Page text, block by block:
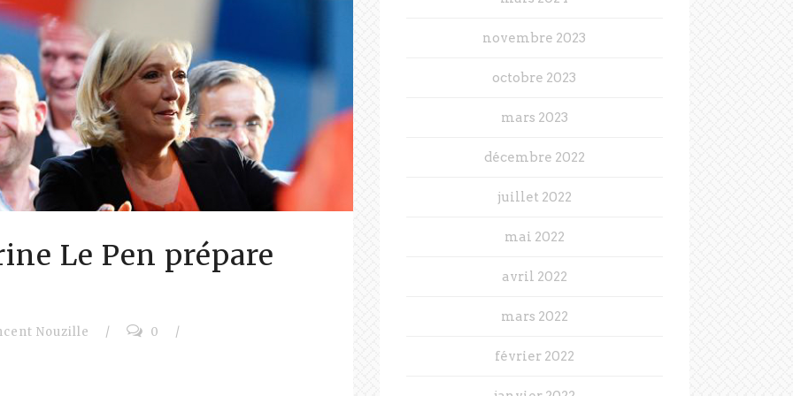
Le Pen prépare
Nouzille / 0 /
novembre 2023
octobre 2023
mars 2023
décembre 2022
juillet 2022
mai 2022
avril 2022
mars 2022
février 2022